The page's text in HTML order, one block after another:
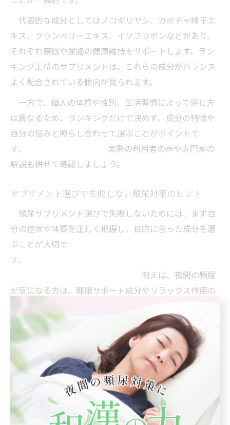
代表的な成分としてはノコギリヤシ、カボチャ種子エ
キス、クランベリーエキス、イソフラボンなどがあり、
それぞれ膀胱や尿路の健康維持をサポートします。ラン
キング上位のサプリメントは、これらの成分がバランス
よく配合されている傾向が見られます。
一方で、個人の体質や性別、生活習慣によって感じ方
は異なるため、ランキングだけで決めず、成分の特徴や
自分の悩みと照らし合わせて選ぶことがポイントで
す。 実際の利用者の声や専門家の
解説も併せて確認しましょう。
サプリメント選びで失敗しない頻尿対策のヒント
頻尿サプリメント選びで失敗しないためには、まず自
分の症状や体質を正しく把握し、目的に合った成分を選
ぶことが大切で
す。
例えば、夜間の頻尿
が気になる方は、睡眠サポート成分やリラックス作用の
ょう。
また、過剰摂取による副作用にも注意が必要です。サ
プリメントは健康食品ですが、推奨量を守らないと腹痛
や下痢、体調不良を招く恐れがありま
す。
特に複数のサプリメントを併用する際
は、成分の重複や相互作用にも気をつけましょう。